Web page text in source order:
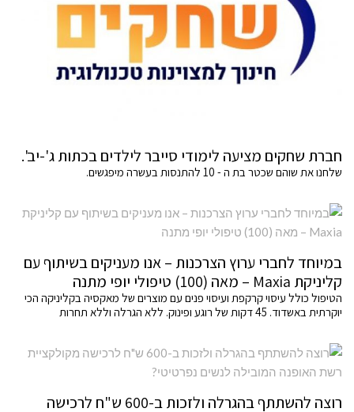
חברת שחקים מציעה לימודי סייבר לילדים בכתות ג'-יב'.
שלחנו את שוהם שכטר בת ה - 10 להתנסות בעשרה מיפגשים.
במיוחד לחברי ערוץ הצרכנות – אנו מעניקים בשיתוף עם
קליניקת Maxia – מאה (100) טיפולי יופי מתנה
הטיפול כולל עיסוי קרקפת ועיסוי פנים עם מוצרים של מאקסיה בקליניקה הכי
יוקרתית באשדוד. 45 דקות של רוגע ופינוק. ללא הגרלה וללא תחרות
רוצה להשתתף בהגרלה ולזכות ב-600 ש"ח לרכישה